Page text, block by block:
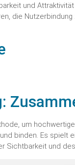
und
die
um
binden. Es spielt
Sichtbarkeit und